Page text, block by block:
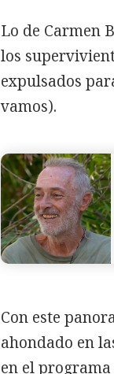
Lo de Carmen
los
expulsados
vamos).
Con este
ahondado en
en el